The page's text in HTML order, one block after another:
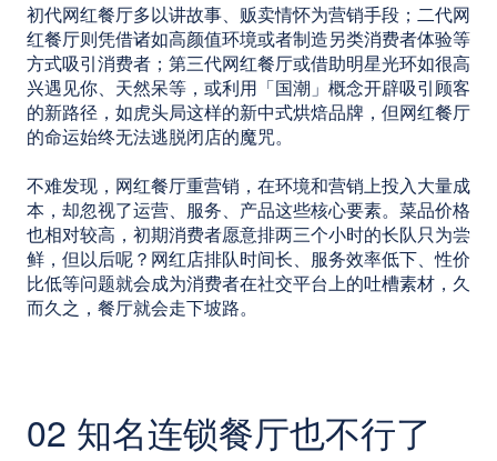
初代网红餐厅多以讲故事、贩卖情怀为营销手段；二代网
红餐厅则凭借诸如高颜值环境或者制造另类消费者体验等
方式吸引消费者；第三代网红餐厅或借助明星光环如很高
兴遇见你、天然呆等，或利用「国潮」概念开辟吸引顾客
的新路径，如虎头局这样的新中式烘焙品牌，但网红餐厅
的命运始终无法逃脱闭店的魔咒。
不难发现，网红餐厅重营销，在环境和营销上投入大量成
本，却忽视了运营、服务、产品这些核心要素。菜品价格
也相对较高，初期消费者愿意排两三个小时的长队只为尝
鲜，但以后呢？网红店排队时间长、服务效率低下、性价
比低等问题就会成为消费者在社交平台上的吐槽素材，久
而久之，餐厅就会走下坡路。
02 知名连锁餐厅也不行了